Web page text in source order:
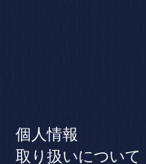
個人情報
取り扱いについて